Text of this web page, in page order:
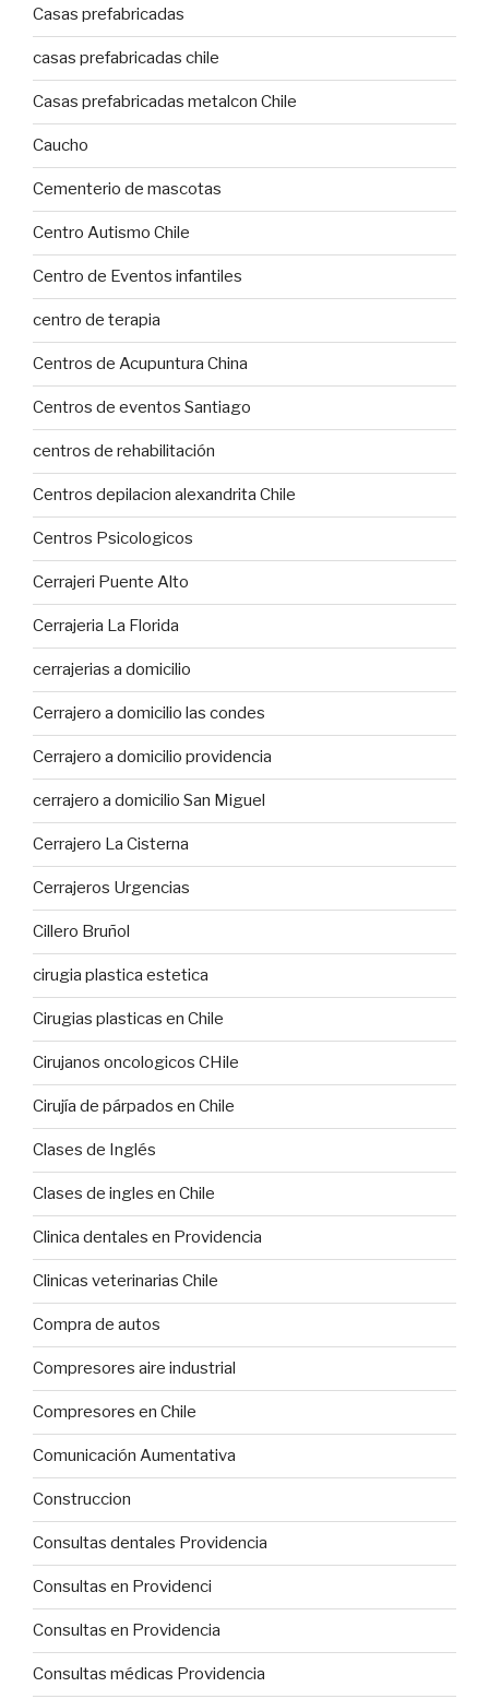
Casas prefabricadas
casas prefabricadas chile
Casas prefabricadas metalcon Chile
Caucho
Cementerio de mascotas
Centro Autismo Chile
Centro de Eventos infantiles
centro de terapia
Centros de Acupuntura China
Centros de eventos Santiago
centros de rehabilitación
Centros depilacion alexandrita Chile
Centros Psicologicos
Cerrajeri Puente Alto
Cerrajeria La Florida
cerrajerias a domicilio
Cerrajero a domicilio las condes
Cerrajero a domicilio providencia
cerrajero a domicilio San Miguel
Cerrajero La Cisterna
Cerrajeros Urgencias
Cillero Bruñol
cirugia plastica estetica
Cirugias plasticas en Chile
Cirujanos oncologicos CHile
Cirujía de párpados en Chile
Clases de Inglés
Clases de ingles en Chile
Clinica dentales en Providencia
Clinicas veterinarias Chile
Compra de autos
Compresores aire industrial
Compresores en Chile
Comunicación Aumentativa
Construccion
Consultas dentales Providencia
Consultas en Providenci
Consultas en Providencia
Consultas médicas Providencia